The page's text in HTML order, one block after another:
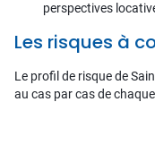
perspectives
Les risques à
Le profil de risque de
au cas par cas de